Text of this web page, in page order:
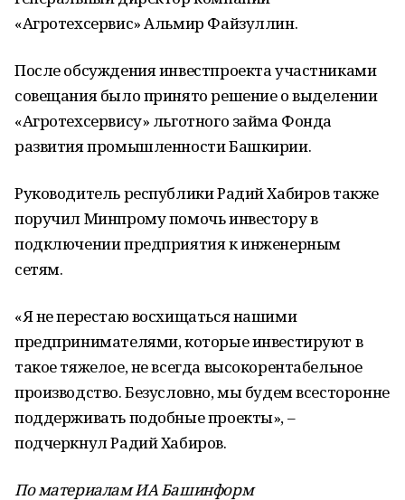
«Агротехсервис» Альмир Файзуллин.
После обсуждения инвестпроекта участниками
совещания было принято решение о выделении
«Агротехсервису» льготного займа Фонда
развития промышленности Башкирии.
Руководитель республики Радий Хабиров также
поручил Минпрому помочь инвестору в
подключении предприятия к инженерным
сетям.
«Я не перестаю восхищаться нашими
предпринимателями, которые инвестируют в
такое тяжелое, не всегда высокорентабельное
производство. Безусловно, мы будем всесторонне
поддерживать подобные проекты», –
подчеркнул Радий Хабиров.
По материалам ИА Башинформ